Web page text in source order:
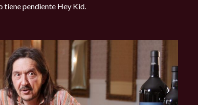
tiene pendiente Hey Kid.